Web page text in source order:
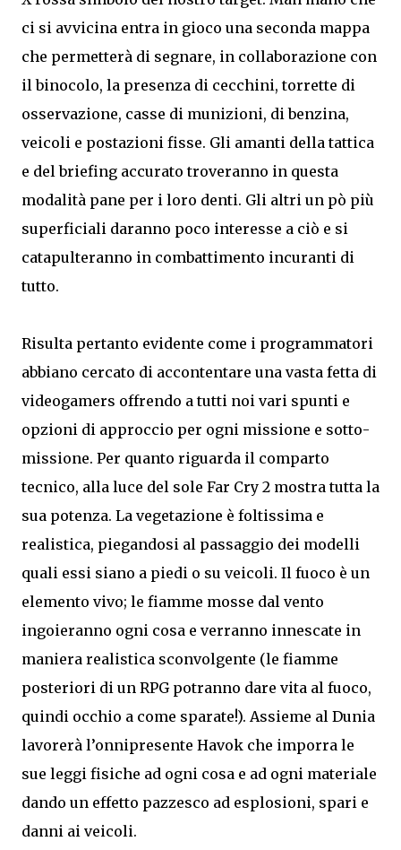
ci si avvicina entra in gioco una seconda mappa
che permetterà di segnare, in collaborazione con
il binocolo, la presenza di cecchini, torrette di
osservazione, casse di munizioni, di benzina,
veicoli e postazioni fisse. Gli amanti della tattica
e del briefing accurato troveranno in questa
modalità pane per i loro denti. Gli altri un pò più
superficiali daranno poco interesse a ciò e si
catapulteranno in combattimento incuranti di
tutto.
Risulta pertanto evidente come i programmatori
abbiano cercato di accontentare una vasta fetta di
videogamers offrendo a tutti noi vari spunti e
opzioni di approccio per ogni missione e sotto-
missione. Per quanto riguarda il comparto
tecnico, alla luce del sole Far Cry 2 mostra tutta la
sua potenza. La vegetazione è foltissima e
realistica, piegandosi al passaggio dei modelli
quali essi siano a piedi o su veicoli. Il fuoco è un
elemento vivo; le fiamme mosse dal vento
ingoieranno ogni cosa e verranno innescate in
maniera realistica sconvolgente (le fiamme
posteriori di un RPG potranno dare vita al fuoco,
quindi occhio a come sparate!). Assieme al Dunia
lavorerà l’onnipresente Havok che imporra le
sue leggi fisiche ad ogni cosa e ad ogni materiale
dando un effetto pazzesco ad esplosioni, spari e
danni ai veicoli.